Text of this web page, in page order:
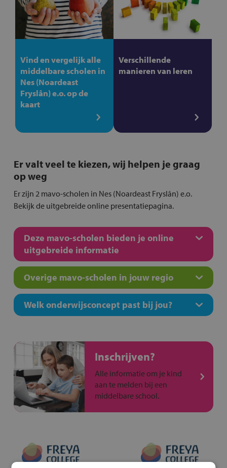
Vind en vergelijk alle
middelbare scholen in
Nes (Noardeast
Fryslân) e.o. op de
kaart
Verschillende
manieren van leren
Er valt veel te kiezen, wij helpen je graag
op weg
Er zijn 2 mavo-scholen in Nes (Noardeast Fryslân) e.o.
Bekijk de uitgebreide online presentatiepagina.
Deze mavo-scholen bieden je online
uitgebreide informatie
Overige mavo-scholen in jouw regio
Welk onderwijsconcept past bij jou?
Inschrijven?
Alle informatie om je kind
aan te melden bij een
middelbare school.